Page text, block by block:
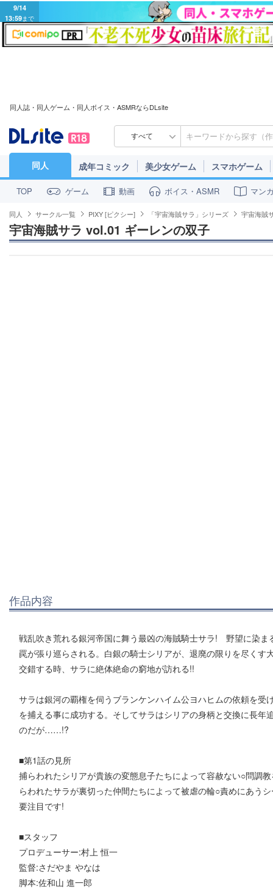
9/14
13:59まで
同人誌・同人ゲーム・同人ボイス・ASMRならDLsite
すべて
同人 成年コミック 美少女ゲーム スマホゲーム
TOP ゲーム 動画 ボイス・ASMR マン
同人 サークル一覧 PIXY [ピクシー] 「宇宙海賊サラ」シリーズ 宇宙海賊
宇宙海賊サラ vol.01 ギーレンの双子
作品内容
戦乱吹き荒れる銀河帝国に舞う最凶の海賊騎士サラ! 野望に染ま
罠が張り巡らされる。白銀の騎士シリアが、退廃の限りを尽く
交錯する時、サラに絶体絶命の窮地が訪れる!!
サラは銀河の覇権を伺うブランケンハイム公ヨハヒムの依頼を受
を捕える事に成功する。そしてサラはシリアの身柄と交換に長
のだが……!?
■第1話の見所
捕らわれたシリアが貴族の変態息子たちによって容赦ない○問調
らわれたサラが裏切った仲間たちによって被虐の輪○責めにあ
要注目です!
■スタッフ
プロデューサー:村上 恒一
監督:さだやま やなは
脚本:佐和山 進一郎